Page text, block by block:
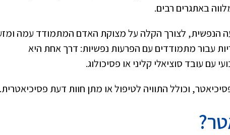
באתגרים רבים.
הנפשית, לצורך הקלה על מצוקת האדם המתמודד עמה
עבור מתמודדים עם הפרעות נפשיות: דרך אחת היא
עובד סוציאלי קליני או פסיכולוג.
וכולל התוויה לטיפול או מתן חוות דעת פסיכיאטרית.